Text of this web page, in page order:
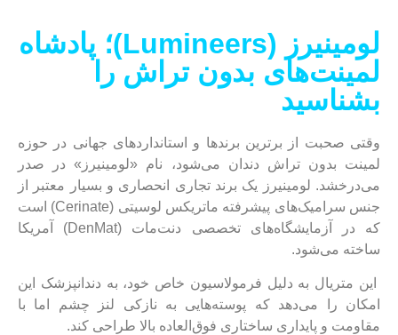
لومینیرز (Lumineers)؛ پادشاه
لمینت‌های بدون تراش را
بشناسید
وقتی صحبت از برترین برندها و استانداردهای جهانی در حوزه
لمینت بدون تراش دندان می‌شود، نام «لومینیرز» در صدر
می‌درخشد. لومینیرز یک برند تجاری انحصاری و بسیار معتبر از
جنس سرامیک‌های پیشرفته ماتریکس لوسیتی (Cerinate) است
که در آزمایشگاه‌های تخصصی دنت‌مات (DenMat) آمریکا
ساخته می‌شود.
این متریال به دلیل فرمولاسیون خاص خود، به دندانپزشک این
امکان را می‌دهد که پوسته‌هایی به نازکی لنز چشم اما با
مقاومت و پایداری ساختاری فوق‌العاده بالا طراحی کند.